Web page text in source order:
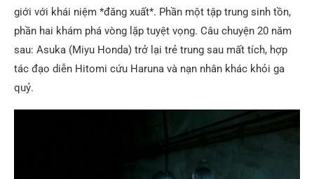
giới với khái niệm *đăng xuất*. Phần một tập trung sinh tồn,
phần hai khám phá vòng lặp tuyệt vọng. Câu chuyện 20 năm
sau: Asuka (Miyu Honda) trở lại trẻ trung sau mất tích, hợp
tác đạo diễn Hitomi cứu Haruna và nạn nhân khác khỏi ga
quỷ.